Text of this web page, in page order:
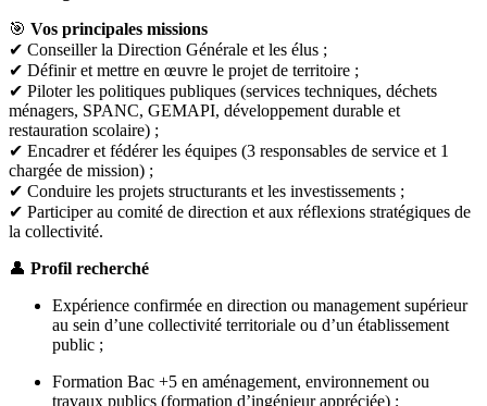
🎯 Vos principales missions
✔ Conseiller la Direction Générale et les élus ;
✔ Définir et mettre en œuvre le projet de territoire ;
✔ Piloter les politiques publiques (services techniques, déchets
ménagers, SPANC, GEMAPI, développement durable et
restauration scolaire) ;
✔ Encadrer et fédérer les équipes (3 responsables de service et 1
chargée de mission) ;
✔ Conduire les projets structurants et les investissements ;
✔ Participer au comité de direction et aux réflexions stratégiques de
la collectivité.
👤 Profil recherché
Expérience confirmée en direction ou management supérieur
au sein d’une collectivité territoriale ou d’un établissement
public ;
Formation Bac +5 en aménagement, environnement ou
travaux publics (formation d’ingénieur appréciée) ;